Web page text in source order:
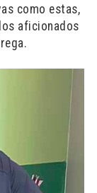
como estas,
aficionados